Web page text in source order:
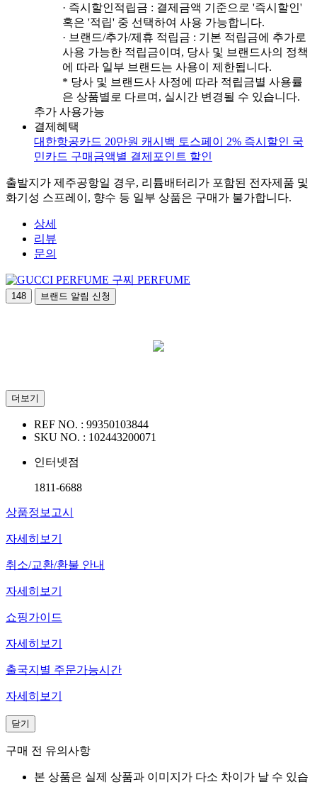
· 즉시할인적립금 : 결제금액 기준으로 '즉시할인'
혹은 '적립' 중 선택하여 사용 가능합니다.
· 브랜드/추가/제휴 적립금 : 기본 적립금에 추가로
사용 가능한 적립금이며, 당사 및 브랜드사의 정책
에 따라 일부 브랜드는 사용이 제한됩니다.
* 당사 및 브랜드사 사정에 따라 적립금별 사용률
은 상품별로 다르며, 실시간 변경될 수 있습니다.
추가 사용가능
결제혜택
대한항공카드 20만원 캐시백 토스페이 2% 즉시할인 국
민카드 구매금액별 결제포인트 할인
출발지가 제주공항일 경우, 리튬배터리가 포함된 전자제품 및
화기성 스프레이, 향수 등 일부 상품은 구매가 불가합니다.
상세
리뷰
문의
구찌 PERFUME
148 브랜드 알림 신청
더보기
REF NO. : 99350103844
SKU NO. : 102443200071
인터넷점
1811-6688
상품정보고시
자세히보기
취소/교환/환불 안내
자세히보기
쇼핑가이드
자세히보기
출국지별 주문가능시간
자세히보기
닫기
구매 전 유의사항
본 상품은 실제 상품과 이미지가 다소 차이가 날 수 있습